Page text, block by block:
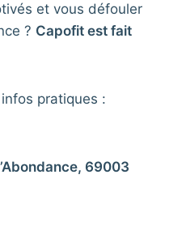
et vous défouler
? Capofit est fait
pratiques :
69003